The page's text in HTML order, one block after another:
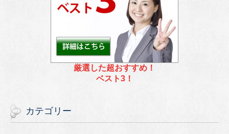
厳選した超おすすめ！
ベスト3！
カテゴリー